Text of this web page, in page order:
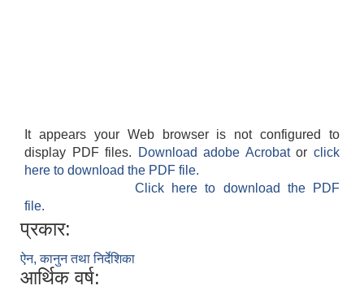
It appears your Web browser is not configured to
display PDF files.
Download adobe Acrobatorclick
here to download the PDF file.
Click here to download the PDF
file.
प्रकार:
ऐन, कानुन तथा निर्देशिका
आर्थिक वर्ष: